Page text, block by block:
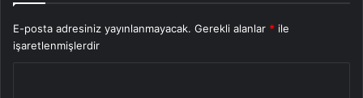
E-posta adresiniz yayınlanmayacak. Gerekli alanlar * ile
işaretlenmişlerdir